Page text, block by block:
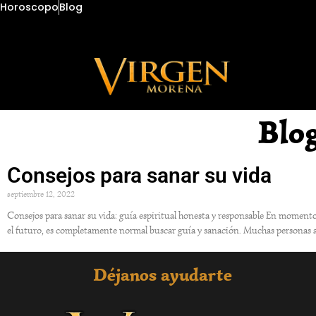
HoroscopoBlog
Consejos para sanar su vida
septiembre 12, 2022
Consejos para sanar su vida: guía espiritual honesta y responsable En
el futuro, es completamente normal buscar guía y sanación. Muchas
Déjanos ayudarte